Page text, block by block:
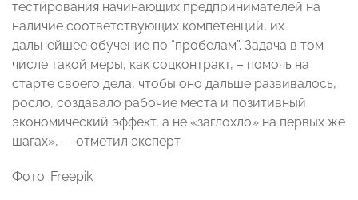
тестирования начинающих предпринимателей на
наличие соответствующих компетенций, их
дальнейшее обучение по “пробелам”. Задача в том
числе такой меры, как соцконтракт, – помочь на
старте своего дела, чтобы оно дальше развивалось,
росло, создавало рабочие места и позитивный
экономический эффект, а не «заглохло» на первых же
шагах», — отметил эксперт.
Фото: Freepik